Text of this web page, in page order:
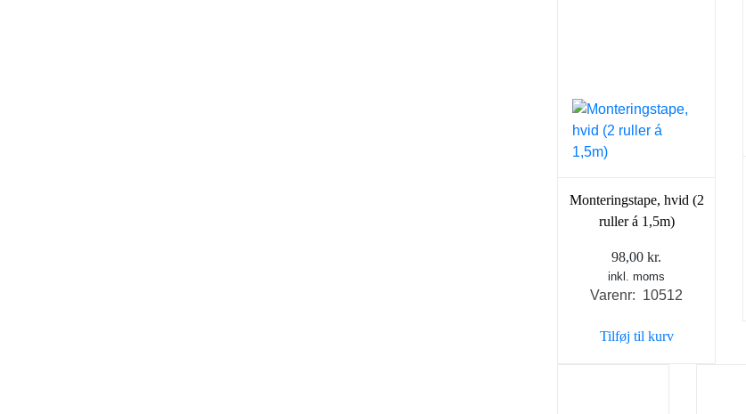
Monteringstape, hvid (2
ruller á 1,5m)
98,00kr.
inkl. moms
Varenr: 10512
Tilføj til kurv